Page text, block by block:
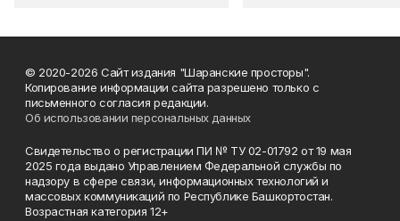
© 2020-2026 Сайт издания "Шаранские просторы".
Копирование информации сайта разрешено только с
письменного согласия редакции.
Об использовании персональных данных
Свидетельство о регистрации ПИ № ТУ 02-01792 от 19 мая
2025 года выдано Управлением Федеральной службы по
надзору в сфере связи, информационных технологий и
массовых коммуникаций по Республике Башкортостан.
Возрастная категория 12+